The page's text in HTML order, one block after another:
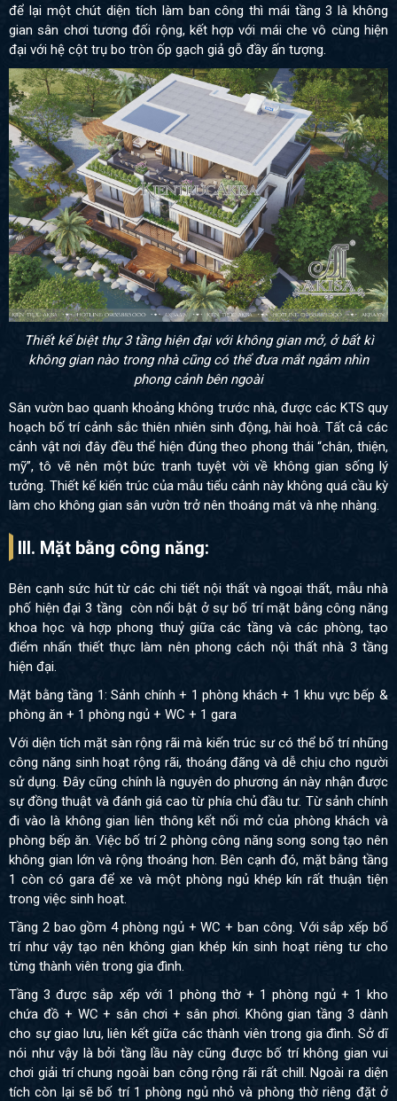
để lại một chút diện tích làm ban công thì mái tầng 3 là không
gian sân chơi tương đối rộng, kết hợp với mái che vô cùng hiện
đại với hệ cột trụ bo tròn ốp gạch giả gỗ đầy ấn tượng.
Thiết kế biệt thự 3 tầng hiện đại với không gian mở, ở bất kì
không gian nào trong nhà cũng có thể đưa mắt ngắm nhìn
phong cảnh bên ngoài
Sân vườn bao quanh khoảng không trước nhà, được các KTS quy
hoạch bố trí cảnh sắc thiên nhiên sinh động, hài hoà. Tất cả các
cảnh vật nơi đây đều thể hiện đúng theo phong thái “chân, thiện,
mỹ”, tô vẽ nên một bức tranh tuyệt vời về không gian sống lý
tưởng. Thiết kế kiến trúc của mẫu tiểu cảnh này không quá cầu kỳ
làm cho không gian sân vườn trở nên thoáng mát và nhẹ nhàng.
III. Mặt bằng công năng:
Bên cạnh sức hút từ các chi tiết nội thất và ngoại thất, mẫu nhà
phố hiện đại 3 tầng còn nổi bật ở sự bố trí mặt bằng công năng
khoa học và hợp phong thuỷ giữa các tầng và các phòng, tạo
điểm nhấn thiết thực làm nên phong cách nội thất nhà 3 tầng
hiện đại.
Mặt bằng tầng 1: Sảnh chính + 1 phòng khách + 1 khu vực bếp &
phòng ăn + 1 phòng ngủ + WC + 1 gara
Với diện tích mặt sàn rộng rãi mà kiến trúc sư có thể bố trí nhũng
công năng sinh hoạt rộng rãi, thoáng đãng và dễ chịu cho người
sử dụng. Đây cũng chính là nguyên do phương án này nhận được
sự đồng thuật và đánh giá cao từ phía chủ đầu tư. Từ sảnh chính
đi vào là không gian liên thông kết nối mở của phòng khách và
phòng bếp ăn. Việc bố trí 2 phòng công năng song song tạo nên
không gian lớn và rộng thoáng hơn. Bên cạnh đó, mặt bằng tầng
1 còn có gara để xe và một phòng ngủ khép kín rất thuận tiện
trong việc sinh hoạt.
Tầng 2 bao gồm 4 phòng ngủ + WC + ban công. Với sắp xếp bố
trí như vậy tạo nên không gian khép kín sinh hoạt riêng tư cho
từng thành viên trong gia đình.
Tầng 3 được sắp xếp với 1 phòng thờ + 1 phòng ngủ + 1 kho
chứa đồ + WC + sân chơi + sân phơi. Không gian tầng 3 dành
cho sự giao lưu, liên kết giữa các thành viên trong gia đình. Sở dĩ
nói như vậy là bởi tầng lầu này cũng được bố trí không gian vui
chơi giải trí chung ngoài ban công rộng rãi rất chill. Ngoài ra diện
tích còn lại sẽ bố trí 1 phòng ngủ nhỏ và phòng thờ riêng đặt ở